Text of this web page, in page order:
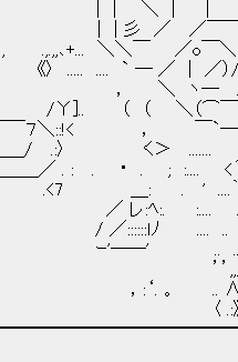
Ｌ＿／ | |
. | | 彡 ／ ／
､+... ＼＼￣ ／
,.. 《〉 ..... .... ` ─
ノ/⌒ ＿
Υ].. （ （ ＼（⌒
／￣￣７＼
く＞ ....... ＼
. : . ・ . ; :....
.,.,, .<7 ＿: . ' ....｀
ﾍ:. :.... ..， ，
::::::ｌﾉ .... ..
.. .... ／￣￣ ﾞ
’’,,／´＼:: /
，:‘. 。 .. ∧
ｵ′ 〈 .: